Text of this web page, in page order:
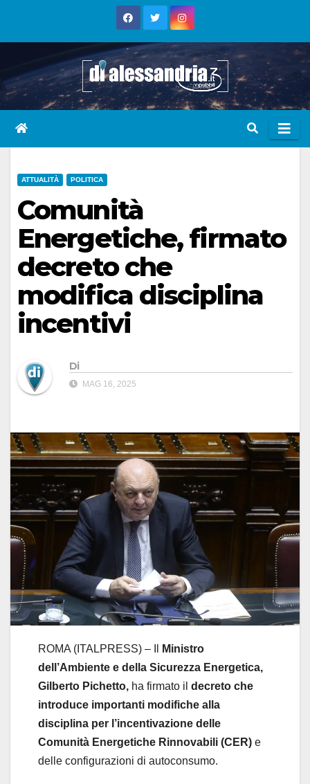
ATTUALITÀ POLITICA
Comunità
Energetiche, firmato
decreto che
modifica disciplina
incentivi
Di
MAG 16, 2025
ROMA (ITALPRESS) – Il
Ministro
dell’Ambiente e della Sicurezza Energetica,
Gilberto Pichetto, ha firmato il decreto che
introduce importanti modifiche alla
disciplina per l’incentivazione delle
Comunità Energetiche Rinnovabili (CER) e
delle configurazioni di autoconsumo.